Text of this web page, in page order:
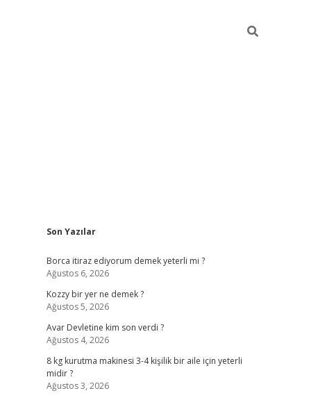
Sidebar
Son Yazılar
Borca itiraz ediyorum demek yeterli mi ?
Ağustos 6, 2026
Kozzy bir yer ne demek ?
Ağustos 5, 2026
Avar Devletine kim son verdi ?
Ağustos 4, 2026
8 kg kurutma makinesi 3-4 kişilik bir aile için yeterli
midir ?
Ağustos 3, 2026